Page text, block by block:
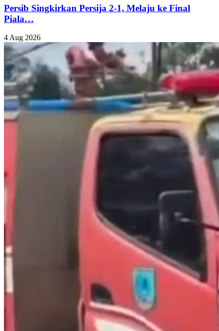
Persib Singkirkan Persija 2-1, Melaju ke Final
Piala…
4 Aug 2026